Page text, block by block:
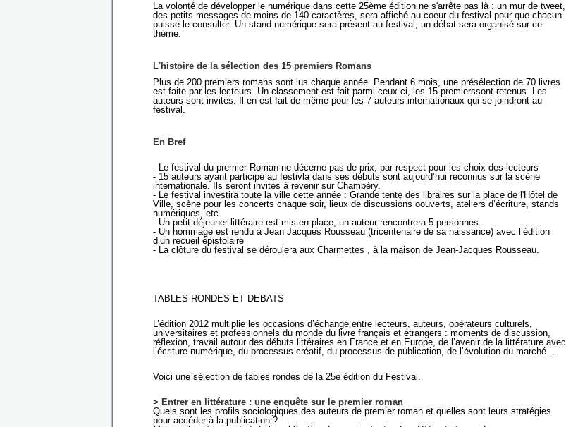
La volonté de développer le numérique dans cette 25ème édition ne s'arrête pas là : un mur de tweet,
des petits messages de moins de 140 caractères, sera affiché au coeur du festival pour que chacun
puisse le consulter. Un stand numérique sera présent au festival, un débat sera organisé sur ce
thème.
L'histoire de la sélection des 15 premiers Romans
Plus de 200 premiers romans sont lus chaque année. Pendant 6 mois, une présélection de 70 livres
est faite par les lecteurs. Un classement est fait parmi ceux-ci, les 15 premierssont retenus. Les
auteurs sont invités. Il en est fait de même pour les 7 auteurs internationaux qui se joindront au
festival.
En Bref
- Le festival du premier Roman ne décerne pas de prix, par respect pour les choix des lecteurs
- 15 auteurs ayant participé au festivla dans ses débuts sont aujourd’hui reconnus sur la scène
internationale. Ils seront invités à revenir sur Chambéry.
- Le festival investira toute la ville cette année : Grande tente des libraires sur la place de l'Hôtel de
Ville, scène pour les concerts chaque soir, lieux de discussions oouverts, ateliers d’écriture, stands
numériques, etc.
- Un petit déjeuner littéraire est mis en place, un auteur rencontrera 5 personnes.
- Un hommage est rendu à Jean Jacques Rousseau (tricentenaire de sa naissance) avec l’édition
d’un recueil épistolaire
- La clôture du festival se déroulera aux Charmettes , à la maison de Jean-Jacques Rousseau.
TABLES RONDES ET DEBATS
L’édition 2012 multiplie les occasions d’échange entre lecteurs, auteurs, opérateurs culturels,
universitaires et professionnels du monde du livre français et étrangers : moments de discussion,
réflexion, travail autour des débuts littéraires en France et en Europe, de l’avenir de la littérature avec
l’écriture numérique, du processus créatif, du processus de publication, de l’évolution du marché…
Voici une sélection de tables rondes de la 25e édition du Festival.
> Entrer en littérature : une enquête sur le premier roman
Quels sont les profils sociologiques des auteurs de premier roman et quelles sont leurs stratégies
pour accéder à la publication ?